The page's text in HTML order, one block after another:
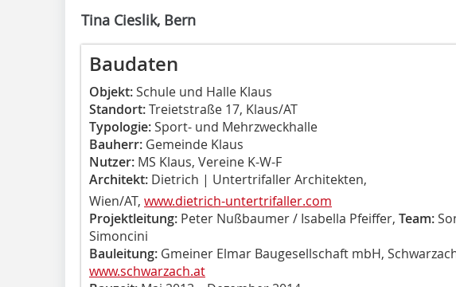
Tina Cieslik, Bern
Baudaten
Objekt:Schule und Halle Klaus
Standort:Treietstraße 17, Klaus/AT
Typologie:Sport- und Mehrzweckhalle
Bauherr: Gemeinde Klaus
Nutzer: MS Klaus, Vereine K-W-F
Architekt: Dietrich | Untertrifaller Architekten,
Wien/AT, www.dietrich-untertrifaller.com
Projektleitung: Peter Nußbaumer / Isabella Pfeiffer, Team:
Simoncini
Bauleitung: Gmeiner Elmar Baugesellschaft mbH,
www.schwarzach.at